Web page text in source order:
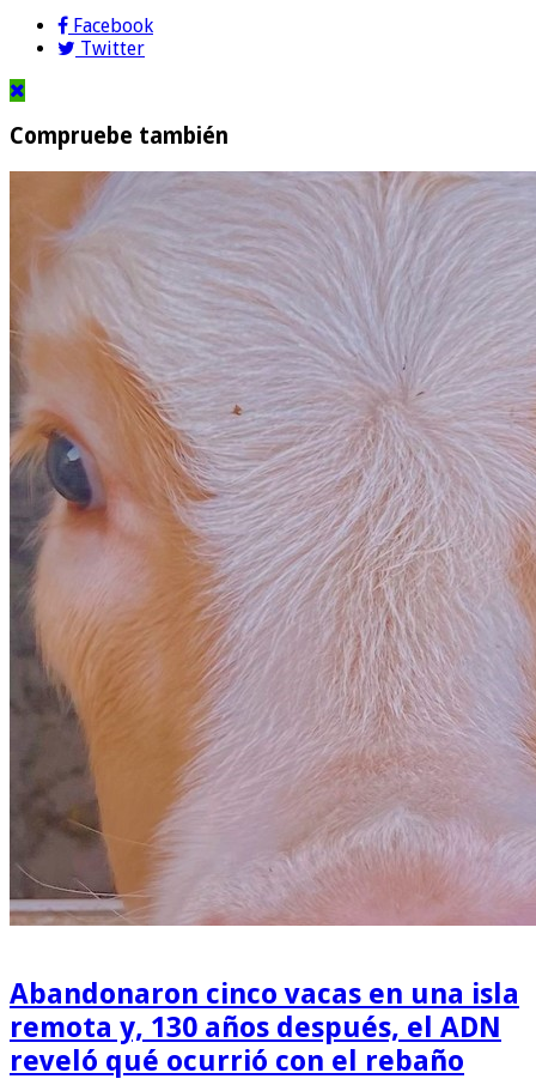
Facebook
Twitter
Compruebe también
Abandonaron cinco vacas en una isla
remota y, 130 años después, el ADN
reveló qué ocurrió con el rebaño